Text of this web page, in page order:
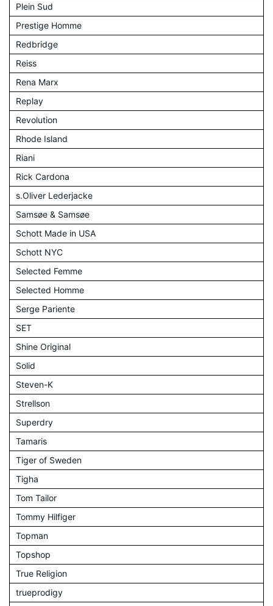
Plein Sud
Prestige Homme
Redbridge
Reiss
Rena Marx
Replay
Revolution
Rhode Island
Riani
Rick Cardona
s.Oliver Lederjacke
Samsøe & Samsøe
Schott Made in USA
Schott NYC
Selected Femme
Selected Homme
Serge Pariente
SET
Shine Original
Solid
Steven-K
Strellson
Superdry
Tamaris
Tiger of Sweden
Tigha
Tom Tailor
Tommy Hilfiger
Topman
Topshop
True Religion
trueprodigy